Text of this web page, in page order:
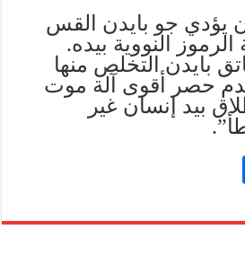
يؤدي جو بايدن القس
النووية بيده.
بايدن التخلص منها
حصر أقوى آلة موت
بيد إنسان غير
re